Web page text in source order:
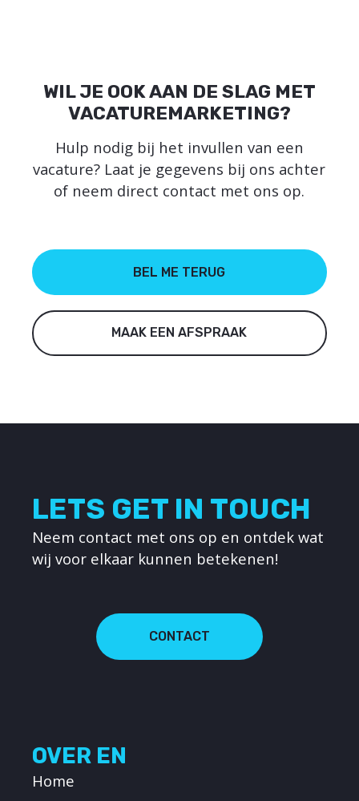
WIL JE OOK AAN DE SLAG MET
VACATUREMARKETING?
Hulp nodig bij het invullen van een
vacature? Laat je gegevens bij ons achter
of neem direct contact met ons op.
BEL ME TERUG
MAAK EEN AFSPRAAK
LETS GET IN TOUCH
Neem contact met ons op en ontdek wat
wij voor elkaar kunnen betekenen!
CONTACT
OVER EN
Home